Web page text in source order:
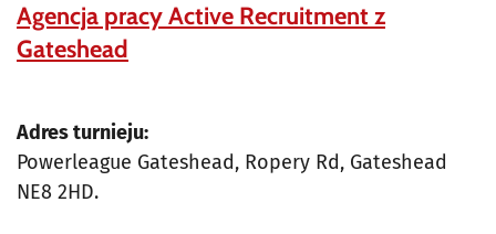
Agencja pracy Active Recruitment z
Gateshead
Adres turnieju:
Powerleague Gateshead, Ropery Rd, Gateshead
NE8 2HD.